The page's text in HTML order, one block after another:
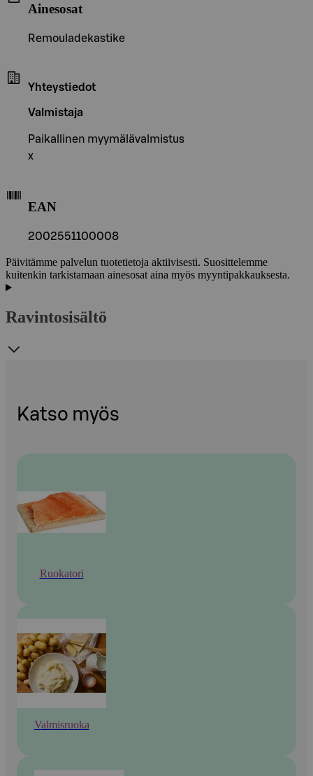
Ainesosat
Remouladekastike
Yhteystiedot
Valmistaja
Paikallinen myymälävalmistus
x
EAN
2002551100008
Päivitämme palvelun tuotetietoja aktiivisesti. Suosittelemme
kuitenkin tarkistamaan ainesosat aina myös myyntipakkauksesta.
Ravintosisältö
Katso myös
Ruokatori
Valmisruoka